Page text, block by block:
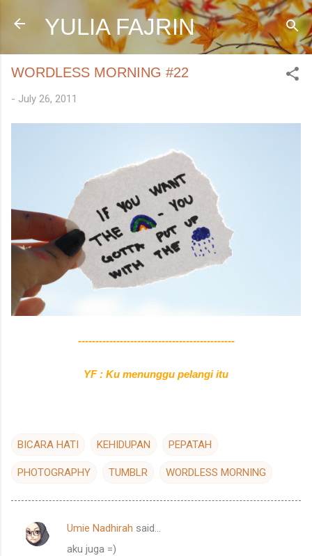
Skip to main content
YULIA FAJRIN
WORDLESS MORNING #22
- July 26, 2011
---------------------------------------------
YF : Ku menunggu pelangi itu
BICARA HATI KEHIDUPAN PEPATAH
PHOTOGRAPHY TUMBLR WORDLESS MORNING
C
Umie Nadhirah said…
aku juga =)